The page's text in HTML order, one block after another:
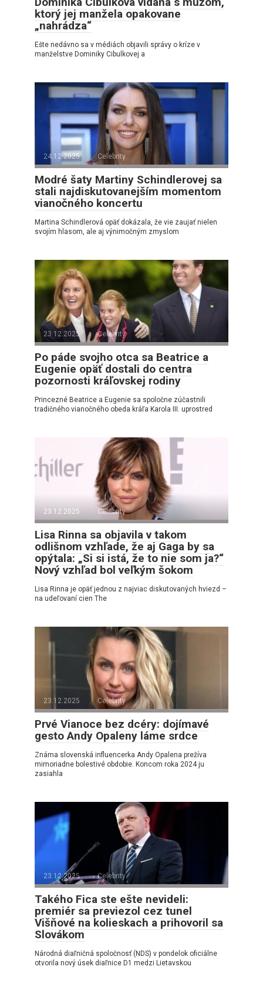
ktorý jej manžela opakovane
„nahrádza“
Ešte nedávno sa v médiách objavili správy o kríze v
manželstve Dominiky Cibulkovej a
24.12.2025 Celebrity
Modré šaty Martiny Schindlerovej sa
stali najdiskutovanejším momentom
vianočného koncertu
Martina Schindlerová opäť dokázala, že vie zaujať nielen
svojím hlasom, ale aj výnimočným zmyslom
23.12.2025 Celebrity
Po páde svojho otca sa Beatrice a
Eugenie opäť dostali do centra
pozornosti kráľovskej rodiny
Princezné Beatrice a Eugenie sa spoločne zúčastnili
tradičného vianočného obeda kráľa Karola III. uprostred
23.12.2025 Celebrity
Lisa Rinna sa objavila v takom
odlišnom vzhľade, že aj Gaga by sa
opýtala: „Si si istá, že to nie som ja?“
Nový vzhľad bol veľkým šokom
Lisa Rinna je opäť jednou z najviac diskutovaných hviezd –
na udeľovaní cien The
23.12.2025 Celebrity
Prvé Vianoce bez dcéry: dojímavé
gesto Andy Opaleny láme srdce
Známa slovenská influencerka Andy Opalena prežíva
mimoriadne bolestivé obdobie. Koncom roka 2024 ju
zasiahla
23.12.2025 Celebrity
Takého Fica ste ešte nevideli:
premiér sa previezol cez tunel
Višňové na kolieskach a prihovoril sa
Slovákom
Národná diaľničná spoločnosť (NDS) v pondelok oficiálne
otvorila nový úsek diaľnice D1 medzi Lietavskou